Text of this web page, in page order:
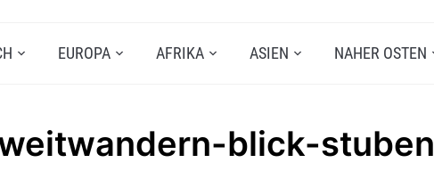
EUROPA AFRIKA ASIEN NAHER OSTEN
blick-stuben